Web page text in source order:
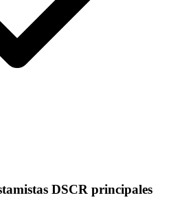
DSCR principales